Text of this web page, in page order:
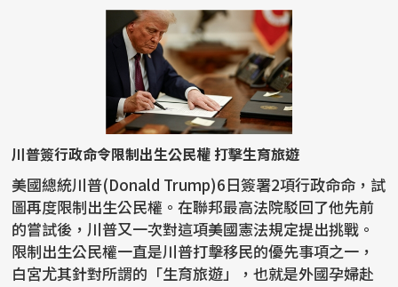
川普簽行政命令限制出生公民權 打擊生育旅遊
美國總統川普(Donald Trump)6日簽署2項行政命命，試
圖再度限制出生公民權。在聯邦最高法院駁回了他先前
的嘗試後，川普又一次對這項美國憲法規定提出挑戰。
限制出生公民權一直是川普打擊移民的優先事項之一，
白宮尤其針對所謂的「生育旅遊」，也就是外國孕婦赴